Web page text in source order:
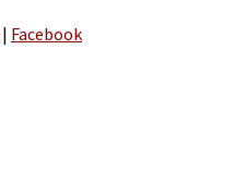
| Facebook